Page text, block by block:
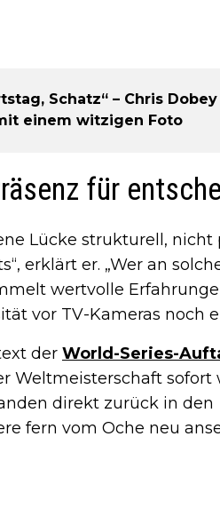
Schatz“ – Chris Dobey
einem witzigen Foto
für
Lücke strukturell, nicht
erklärt er. „Wer an
wertvolle
vor TV-Kameras noch
der World-Series-
Weltmeisterschaft sofort
direkt zurück in den
fern vom Oche neu